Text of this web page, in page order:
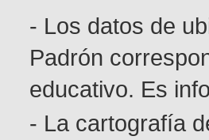
- Los datos de
Padrón
educativo. Es
- La cartografía